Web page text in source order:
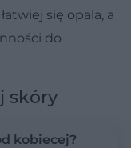
się opala, a
do
skóry
kobiecej?